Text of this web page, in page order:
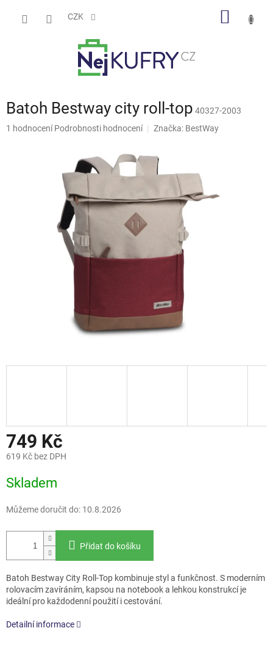
CZK
Batoh Bestway city roll-top 40327-2003
Průměrné
1 hodnocení Podrobnosti hodnocení Značka: BestWay
749 Kč
619 Kč bez DPH
cena:
Skladem
Můžeme doručit do: 10.8.2026
Přidat do košíku
Batoh Bestway City Roll-Top kombinuje styl a funkčnost. S moderním
rolovacím zavíráním, kapsou na notebook a lehkou konstrukcí je
ideální pro každodenní použití i cestování.
Detailní informace